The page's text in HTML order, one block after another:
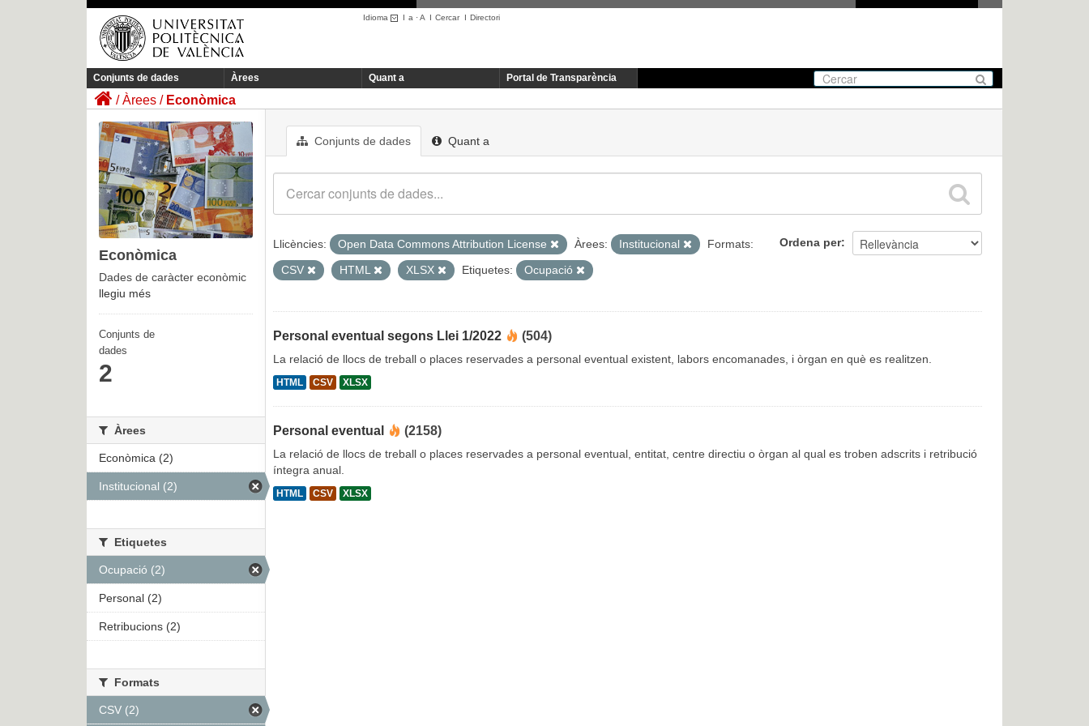
Idioma I a ·A I CercarI Directori
Conjunts de dades Àrees Quant a Portal de Transparència
Àrees Econòmica
Conjunts de dades Quant a
Ordena per
Llicències: Open Data Commons Attribution License Àrees: Institucional
Formats:
CSV
HTML XLSX Etiquetes: Ocupació
Personal eventual segons Llei 1/2022 (504)
La relació de llocs de treball o places reservades a personal eventual existent, labors encomanades, i òrgan en què es realitzen.
HTML CSV XLSX
Personal eventual (2158)
La relació de llocs de treball o places reservades a personal eventual, entitat, centre directiu o òrgan al qual es troben adscrits i retribució
íntegra anual.
HTML CSV XLSX
Econòmica
Dades de caràcter econòmic
llegiu més
Conjunts de
dades
2
Àrees
Econòmica (2)
Institucional (2)
Etiquetes
Ocupació (2)
Personal (2)
Retribucions (2)
Formats
CSV (2)